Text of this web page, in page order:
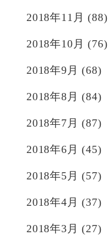
2018年11月 (88)
2018年10月 (76)
2018年9月 (68)
2018年8月 (84)
2018年7月 (87)
2018年6月 (45)
2018年5月 (57)
2018年4月 (37)
2018年3月 (27)